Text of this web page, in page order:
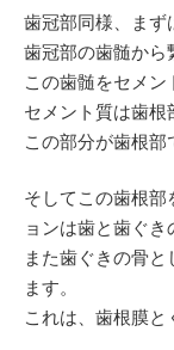
歯冠部同様、まず
歯冠部の歯髄から
この歯髄をセメン
セメント質は歯根
この部分が歯根部
そしてこの歯根部
ョンは歯と歯ぐき
また歯ぐきの骨
ます。
これは、歯根膜と